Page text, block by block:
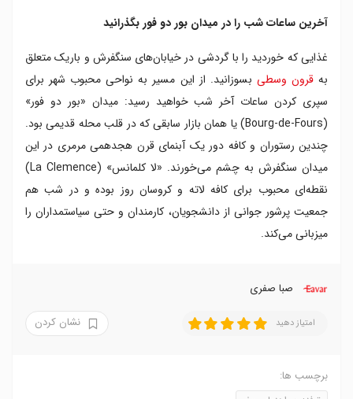
آخرین ساعات شب را در میدان بور دو فور بگذرانید
غذایی که خوردید را با گردشی در خیابان‌های سنگفرش و باریک متعلق
بهقرون وسطی بسوزانید. از این مسیر به نواحی محبوب شهر برای
سپری کردن ساعات آخر شب خواهید رسید: میدان «بور دو فور»
(Bourg-de-Fours) یا همان بازار سابقی که در قلب محله قدیمی بود.
چندین رستوران و کافه دور یک آبنمای قرن هجدهمی مرمری در این
میدان سنگفرش به چشم می‌خورند. «لا کلمانس» (La Clemence)
نقطه‌ای محبوب برای کافه لاته و کروسان روز بوده و در شب هم
جمعیت پرشور جوانی از دانشجویان، کارمندان و حتی سیاستمداران را
میزبانی می‌کند.
صبا صفری
امتیاز دهید نشان کردن
برچسب ها: